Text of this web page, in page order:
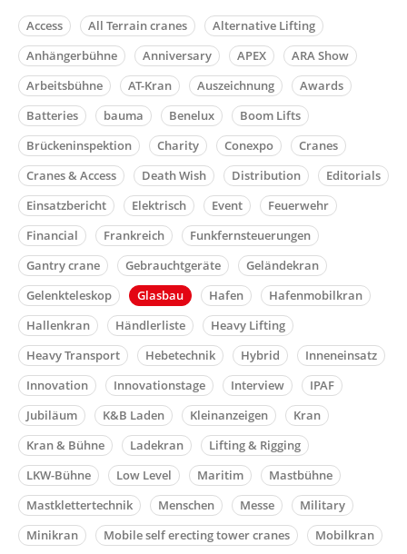
Access All Terrain cranes
Alternative Lifting
Anhängerbühne
Anniversary APEX
ARA Show
Arbeitsbühne
AT-Kran Auszeichnung
Awards
Batteries
bauma Benelux
Boom Lifts
Brückeninspektion
Charity Conexpo
Cranes
Cranes & Access
Death Wish Distribution
Editorials
Einsatzbericht
Elektrisch Event
Feuerwehr
Financial
Frankreich
Funkfernsteuerungen
Gantry crane
Gebrauchtgeräte
Geländekran
Gelenkteleskop
Glasbau Hafen
Hafenmobilkran
Hallenkran
Händlerliste
Heavy Lifting
Heavy Transport
Hebetechnik Hybrid
Inneneinsatz
Innovation
Innovationstage Interview
IPAF
Jubiläum
K&B Laden Kleinanzeigen
Kran
Kran & Bühne
Ladekran
Lifting & Rigging
LKW-Bühne
Low Level Maritim
Mastbühne
Mastklettertechnik
Menschen Messe
Military
Minikran
Mobile self erecting tower cranes Mobilkran